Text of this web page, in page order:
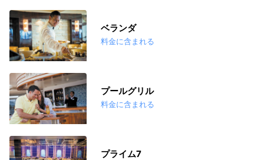
ベランダ
料金に含まれる
プールグリル
料金に含まれる
プライム7